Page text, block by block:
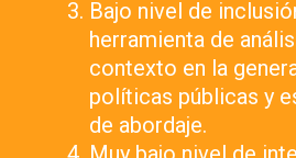
Bajo nivel de
herramienta de
contexto en la
políticas públicas y
de abordaje.